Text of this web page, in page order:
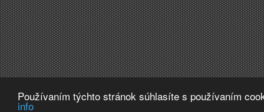
Používaním týchto stránok súhlasíte s používaním
info